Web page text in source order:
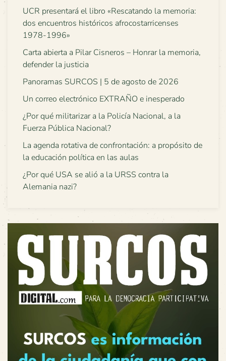
UCR presentará el libro «Rescatando la memoria:
dos encuentros históricos afrocostarricenses
1978-1996»
Carta abierta a Pilar Cisneros – Honrar la memoria,
defender la justicia
Panoramas SURCOS | 5 de agosto de 2026
Un correo electrónico EXTRAÑO e inesperado
¿Por qué militarizar a la Policía Nacional, a la
Fuerza Pública Nacional?
La agenda rotativa de confrontación: a propósito de
la educación política en las aulas
¿Por qué USA se alió a la URSS contra la
Alemania nazi?